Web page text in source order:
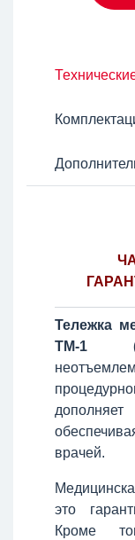
Тележка
ТМ-1
врачей.
это
Кроме